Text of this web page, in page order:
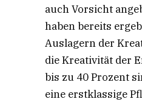
auch Vorsicht
haben bereits
Auslagern der
die Kreativität der
bis zu 40 Prozent
eine erstklassige